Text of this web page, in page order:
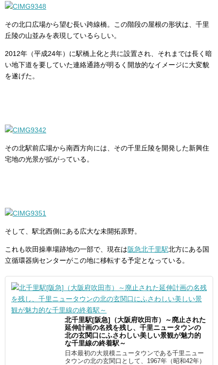
その北口広場から望む長い跨線橋。この階段の屋根の形状は、千里
丘陵の山並みを表現しているらしい。
2012年（平成24年）に駅橋上化と共に設置され、それまでは長く暗
い地下道を要していた連絡通路が明るく開放的なイメージに大変貌
を遂げた。
その北駅前広場から南西方向には、その千里丘陵を開発した新興住
宅地の光景が拡がっている。
そして、駅北西側にある広大な未開拓原野。
これも吹田操車場跡地の一部で、現在は阪急北千里駅北方にある国
立循環器病センターがこの地に移転する予定となっている。
北千里駅[阪急]（大阪府吹田市）～廃止された
延伸計画の名残を残し、千里ニュータウンの
北の玄関口にふさわしい美しい景観が魅力的
な千里線の終着駅～
日本最初の大規模ニュータウンである千里ニュー
タウンの北の玄関口として、1967年（昭和42年）